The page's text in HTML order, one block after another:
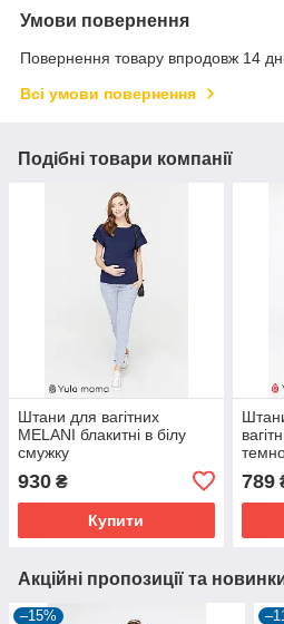
Умови повернення
Повернення товару впродовж 14
Всі умови повернення
Подібні товари компанії
Штани для вагітних
MELANI блакитні в білу
смужку
930 ₴
Купити
789
Акційні пропозиції та
–15%